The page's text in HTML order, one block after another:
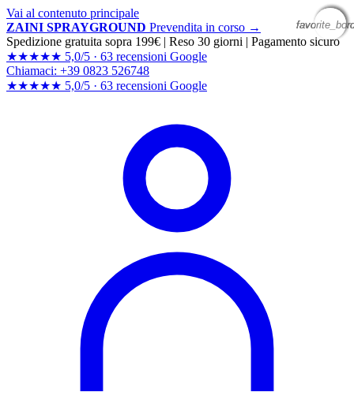
Vai al contenuto principale
ZAINI SPRAYGROUND Prevendita in corso →
Spedizione gratuita sopra 199€ | Reso 30 giorni | Pagamento sicuro
★★★★★ 5,0/5 · 63 recensioni Google
Chiamaci: +39 0823 526748
★★★★★ 5,0/5 · 63 recensioni Google